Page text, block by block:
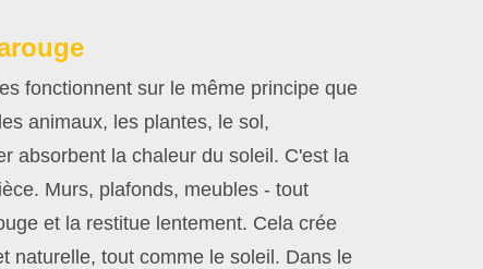
fonctionnent sur le même principe que
animaux, les plantes, le sol,
absorbent la chaleur du soleil. C'est la
Murs, plafonds, meubles - tout
et la restitue lentement. Cela crée
naturelle, tout comme le soleil. Dans le